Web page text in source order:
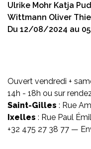
Ulrike Mohr Katja
Wittmann Oliver
Du 12/08/2024 au
Ouvert vendredi +
14h - 18h ou sur
Saint-Gilles : Rue
Ixelles : Rue Paul
+32 475 27 38 77 —